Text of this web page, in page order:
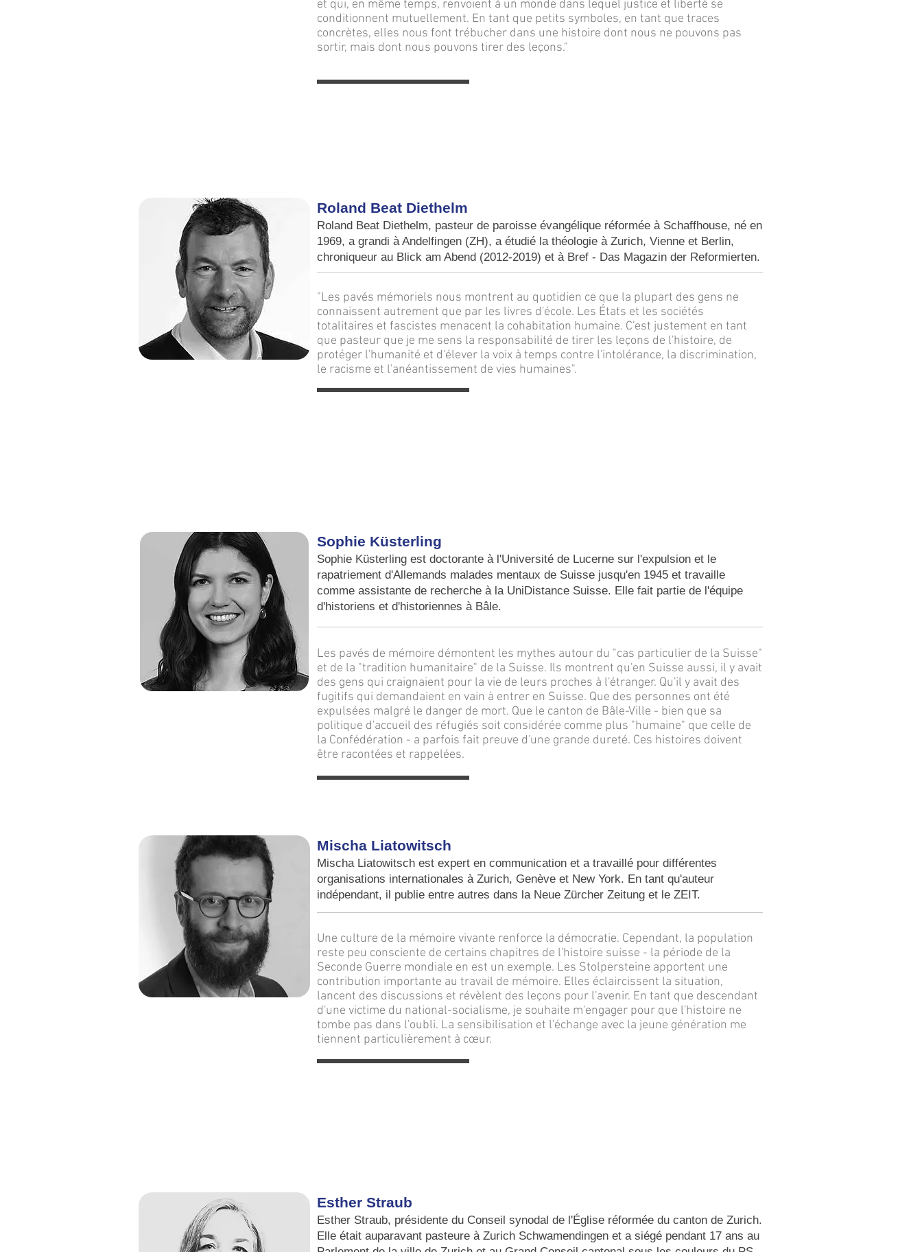
et qui, en même temps, renvoient à un monde dans lequel justice et liberté se
conditionnent mutuellement. En tant que petits symboles, en tant que traces
concrètes, elles nous font trébucher dans une histoire dont nous ne pouvons pas
sortir, mais dont nous pouvons tirer des leçons."
Roland Beat Diethelm
Roland Beat Diethelm, pasteur de paroisse évangélique réformée à Schaffhouse, né en
1969, a grandi à Andelfingen (ZH), a étudié la théologie à Zurich, Vienne et Berlin,
chroniqueur au Blick am Abend (2012-2019) et à Bref - Das Magazin der Reformierten.
"Les pavés mémoriels nous montrent au quotidien ce que la plupart des gens ne
connaissent autrement que par les livres d'école. Les États et les sociétés
totalitaires et fascistes menacent la cohabitation humaine. C'est justement en tant
que pasteur que je me sens la responsabilité de tirer les leçons de l'histoire, de
protéger l'humanité et d'élever la voix à temps contre l'intolérance, la discrimination,
le racisme et l'anéantissement de vies humaines".
Sophie Küsterling
Sophie Küsterling est doctorante à l'Université de Lucerne sur l'expulsion et le
rapatriement d'Allemands malades mentaux de Suisse jusqu'en 1945 et travaille
comme assistante de recherche à la UniDistance Suisse. Elle fait partie de l'équipe
d'historiens et d'historiennes à Bâle.
Les pavés de mémoire démontent les mythes autour du "cas particulier de la Suisse"
et de la "tradition humanitaire" de la Suisse. Ils montrent qu'en Suisse aussi, il y avait
des gens qui craignaient pour la vie de leurs proches à l'étranger. Qu'il y avait des
fugitifs qui demandaient en vain à entrer en Suisse. Que des personnes ont été
expulsées malgré le danger de mort. Que le canton de Bâle-Ville - bien que sa
politique d'accueil des réfugiés soit considérée comme plus "humaine" que celle de
la Confédération - a parfois fait preuve d'une grande dureté. Ces histoires doivent
être racontées et rappelées.
Mischa Liatowitsch
Mischa Liatowitsch est expert en communication et a travaillé pour différentes
organisations internationales à Zurich, Genève et New York. En tant qu'auteur
indépendant, il publie entre autres dans la Neue Zürcher Zeitung et le ZEIT.
Une culture de la mémoire vivante renforce la démocratie. Cependant, la population
reste peu consciente de certains chapitres de l'histoire suisse - la période de la
Seconde Guerre mondiale en est un exemple. Les Stolpersteine apportent une
contribution importante au travail de mémoire. Elles éclaircissent la situation,
lancent des discussions et révèlent des leçons pour l'avenir. En tant que descendant
d'une victime du national-socialisme, je souhaite m'engager pour que l'histoire ne
tombe pas dans l'oubli. La sensibilisation et l'échange avec la jeune génération me
tiennent particulièrement à cœur.
Esther Straub
Esther Straub, présidente du Conseil synodal de l'Église réformée du canton de Zurich.
Elle était auparavant pasteure à Zurich Schwamendingen et a siégé pendant 17 ans au